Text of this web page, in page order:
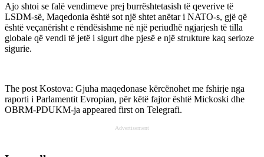
Ajo shtoi se falë vendimeve prej burrështetasish të qeverive të
LSDM-së, Maqedonia është sot një shtet anëtar i NATO-s, gjë që
është veçanërisht e rëndësishme në një periudhë ngjarjesh të tilla
globale që vendi të jetë i sigurt dhe pjesë e një strukture kaq serioze
sigurie.
The post Kostova: Gjuha maqedonase kërcënohet me fshirje nga
raporti i Parlamentit Evropian, për këtë fajtor është Mickoski dhe
OBRM-PDUKM-ja appeared first on Telegrafi.
Advertisement